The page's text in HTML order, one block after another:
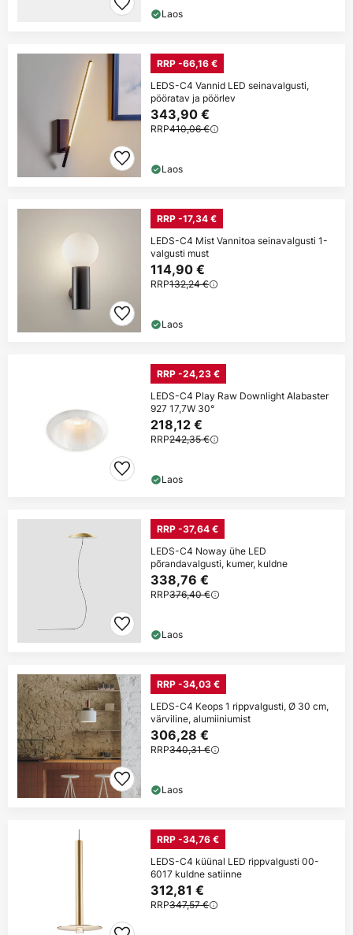
Laos
RRP -66,16 €
LEDS-C4 Vannid LED seinavalgusti,
pööratav ja pöörlev
343,90 €
RRP410,06 €
Laos
RRP -17,34 €
LEDS-C4 Mist Vannitoa seinavalgusti 1-
valgusti must
114,90 €
RRP132,24 €
Laos
RRP -24,23 €
LEDS-C4 Play Raw Downlight Alabaster
927 17,7W 30°
218,12 €
RRP242,35 €
Laos
RRP -37,64 €
LEDS-C4 Noway ühe LED
põrandavalgusti, kumer, kuldne
338,76 €
RRP376,40 €
Laos
RRP -34,03 €
LEDS-C4 Keops 1 rippvalgusti, Ø 30 cm,
värviline, alumiiniumist
306,28 €
RRP340,31 €
Laos
RRP -34,76 €
LEDS-C4 küünal LED rippvalgusti 00-
6017 kuldne satiinne
312,81 €
RRP347,57 €